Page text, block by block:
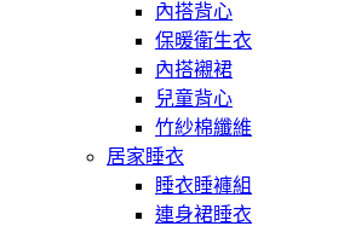
內搭背心
保暖衛生衣
內搭襯裙
兒童背心
竹紗棉纖維
居家睡衣
睡衣睡褲組
連身裙睡衣